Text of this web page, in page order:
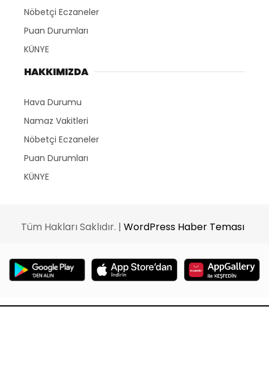
Nöbetçi Eczaneler
Puan Durumları
KÜNYE
HAKKIMIZDA
Hava Durumu
Namaz Vakitleri
Nöbetçi Eczaneler
Puan Durumları
KÜNYE
Tüm Hakları Saklıdır. | WordPress Haber Teması